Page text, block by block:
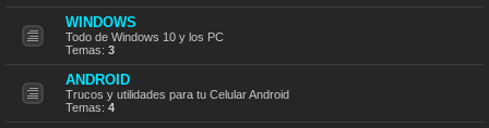
WINDOWS
Todo de Windows 10 y los PC
Temas: 3
ANDROID
Trucos y utilidades para tu Celular Android
Temas: 4